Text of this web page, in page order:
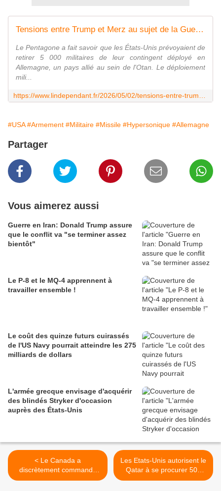
Tensions entre Trump et Merz au sujet de la Guerre en Iran : les États-Unis vont réduire leurs effectifs militaires en Allemagne de 5 000 hommes, le scénario pourrait se répéter en Espagne et en Italie
Le Pentagone a ‌fait savoir que les ⁠États-Unis prévoyaient ‌de
retirer 5 000 militaires de leur ‌contingent déployé en
Allemagne, un pays allié au sein de l'Otan. Le déploiement
mili...
#USA #Armement #Militaire #Missile #Hypersonique #Allemagne
Partager
Vous aimerez aussi
Guerre en Iran: Donald Trump assure
que le conflit va "se terminer assez
bientôt"
Le P-8 et le MQ-4 apprennent à
travailler ensemble !
Le coût des quinze futurs cuirassés
de l'US Navy pourrait atteindre les 275
milliards de dollars
L'armée grecque envisage d'acquérir
des blindés Stryker d'occasion
auprès des États-Unis
< Le Canada a
discrètement commandé
des lance-roquettes
Les Etats-Unis autorisent le
Qatar à se procurer 500
missiles de défense